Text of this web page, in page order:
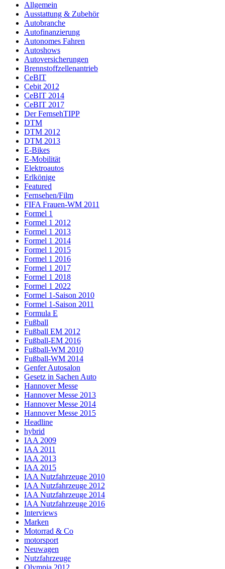
Allgemein
Ausstattung & Zubehör
Autobranche
Autofinanzierung
Autonomes Fahren
Autoshows
Autoversicherungen
Brennstoffzellenantrieb
CeBIT
Cebit 2012
CeBIT 2014
CeBIT 2017
Der FernsehTIPP
DTM
DTM 2012
DTM 2013
E-Bikes
E-Mobilität
Elektroautos
Erlkönige
Featured
Fernsehen/Film
FIFA Frauen-WM 2011
Formel 1
Formel 1 2012
Formel 1 2013
Formel 1 2014
Formel 1 2015
Formel 1 2016
Formel 1 2017
Formel 1 2018
Formel 1 2022
Formel 1-Saison 2010
Formel 1-Saison 2011
Formula E
Fußball
Fußball EM 2012
Fußball-EM 2016
Fußball-WM 2010
Fußball-WM 2014
Genfer Autosalon
Gesetz in Sachen Auto
Hannover Messe
Hannover Messe 2013
Hannover Messe 2014
Hannover Messe 2015
Headline
hybrid
IAA 2009
IAA 2011
IAA 2013
IAA 2015
IAA Nutzfahrzeuge 2010
IAA Nutzfahrzeuge 2012
IAA Nutzfahrzeuge 2014
IAA Nutzfahrzeuge 2016
Interviews
Marken
Motorrad & Co
motorsport
Neuwagen
Nutzfahrzeuge